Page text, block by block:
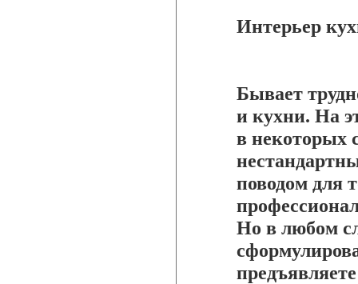
Интерьер
Бывает
и кухни. На
в некоторых
поводом для
Но в любом